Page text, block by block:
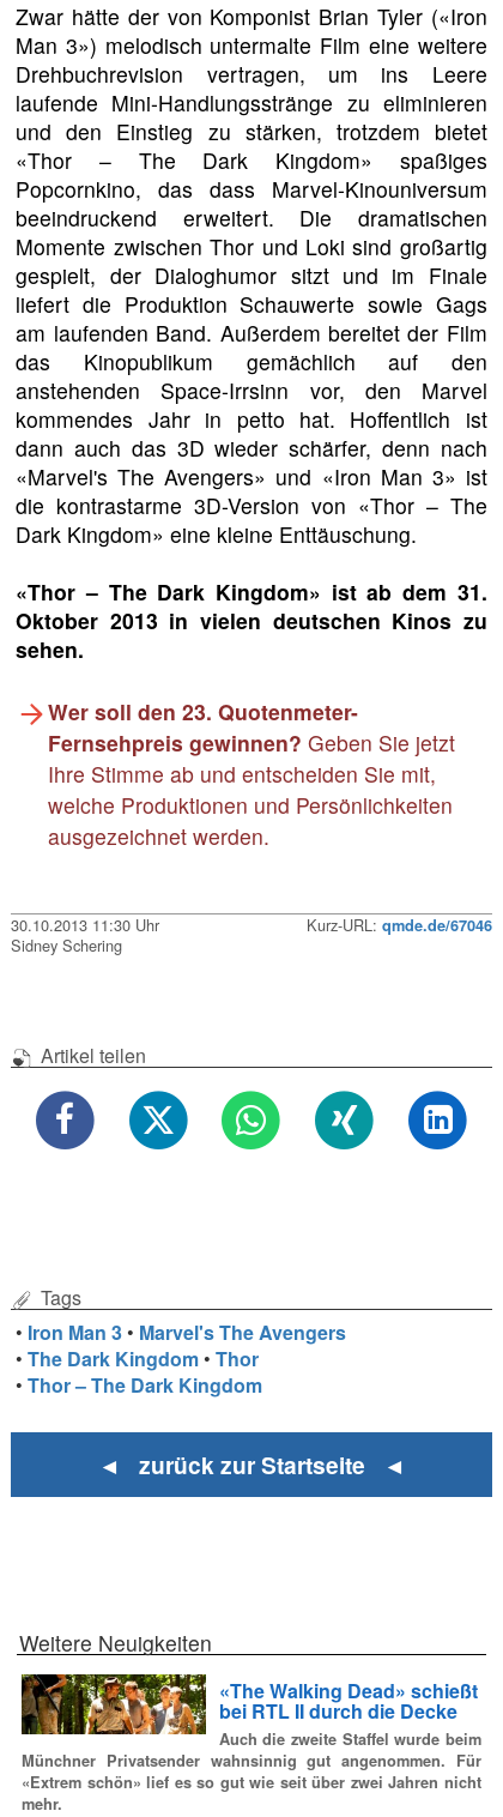
Zwar hätte der von Komponist Brian Tyler («Iron
Man 3») melodisch untermalte Film eine weitere
Drehbuchrevision vertragen, um ins Leere
laufende Mini-Handlungsstränge zu eliminieren
und den Einstieg zu stärken, trotzdem bietet
«Thor – The Dark Kingdom» spaßiges
Popcornkino, das dass Marvel-Kinouniversum
beeindruckend erweitert. Die dramatischen
Momente zwischen Thor und Loki sind großartig
gespielt, der Dialoghumor sitzt und im Finale
liefert die Produktion Schauwerte sowie Gags
am laufenden Band. Außerdem bereitet der Film
das Kinopublikum gemächlich auf den
anstehenden Space-Irrsinn vor, den Marvel
kommendes Jahr in petto hat. Hoffentlich ist
dann auch das 3D wieder schärfer, denn nach
«Marvel's The Avengers» und «Iron Man 3» ist
die kontrastarme 3D-Version von «Thor – The
Dark Kingdom» eine kleine Enttäuschung.
«Thor – The Dark Kingdom» ist ab dem 31.
Oktober 2013 in vielen deutschen Kinos zu
sehen.
Wer soll den 23. Quotenmeter-
Fernsehpreis gewinnen? Geben Sie jetzt
Ihre Stimme ab und entscheiden Sie mit,
welche Produktionen und Persönlichkeiten
ausgezeichnet werden.
30.10.2013 11:30 Uhr Kurz-URL: qmde.de/67046
Sidney Schering
Artikel teilen
Tags
• Iron Man 3 • Marvel's The Avengers
•The Dark Kingdom •Thor
•Thor – The Dark Kingdom
◄ zurück zur Startseite ◄
Weitere Neuigkeiten
«The Walking Dead» schießt
bei RTL II durch die Decke
Auch die zweite Staffel wurde beim
Münchner Privatsender wahnsinnig gut angenommen. Für
«Extrem schön» lief es so gut wie seit über zwei Jahren nicht
mehr.